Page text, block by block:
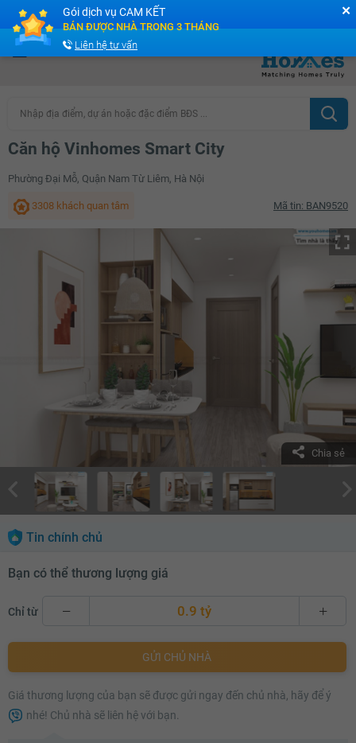
Cộng đồng Môi giới bPRO
Nhập địa điểm, dự án hoặc đặc điểm BĐS ...
Căn hộ Vinhomes Smart City
Phường Đại Mỗ, Quận Nam Từ Liêm, Hà Nội
3308 khách quan tâm Mã tin: BAN9520
Chia sẻ
Tin chính chủ
Bạn có thể thương lượng giá
Chỉ từ 0.9 tỷ
0.94 tỷ
GỬI CHỦ NHÀ
Giá thương lượng của bạn sẽ được gửi ngay đến chủ nhà, hãy để ý
nhé! Chủ nhà sẽ liên hệ với bạn.
✕
Gói dịch vụ CAM KẾT
BÁN ĐƯỢC NHÀ TRONG 3 THÁNG
Liên hệ tư vấn